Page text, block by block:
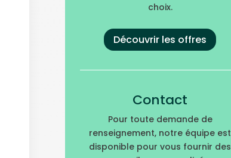
choix.
Découvrir les offres
Contact
Pour toute demande de
renseignement, notre équipe est
disponible pour vous fournir des